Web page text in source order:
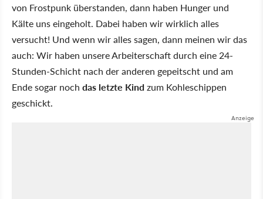
von Frostpunk überstanden, dann haben Hunger und
Kälte uns eingeholt. Dabei haben wir wirklich alles
versucht! Und wenn wir alles sagen, dann meinen wir das
auch: Wir haben unsere Arbeiterschaft durch eine 24-
Stunden-Schicht nach der anderen gepeitscht und am
Ende sogar noch das letzte Kindzum Kohleschippen
geschickt.